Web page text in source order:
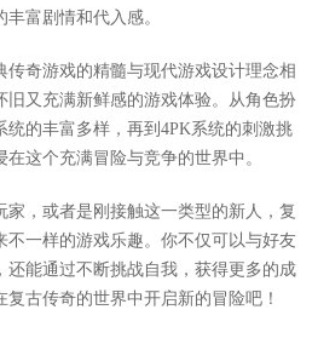
富剧情和代入感。
传奇游戏的精髓与现代游戏设计理念相
旧又充满新鲜感的游戏体验。从角色扮
的丰富多样，再到4PK系统的刺激挑
这个充满冒险与竞争的世界中。
家，或者是刚接触这一类型的新人，复
不一样的游戏乐趣。你不仅可以与好友
还能通过不断挑战自我，获得更多的成
古传奇的世界中开启新的冒险吧！